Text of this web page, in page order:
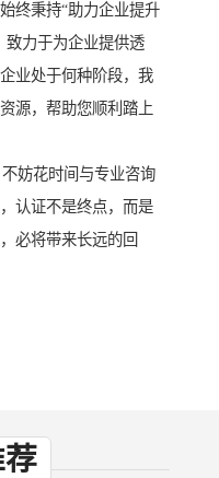
终秉持“助力企业提升
致力于为企业提供透
业处于何种阶段，我
源，帮助您顺利踏上
妨花时间与专业咨询
认证不是终点，而是
必将带来长远的回